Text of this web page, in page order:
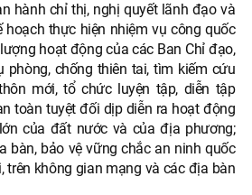
hành chỉ thị, nghị quyết lãnh đạo và
thực hiện nhiệm vụ công quốc
hoạt động của các Ban Chỉ đạo,
phòng, chống thiên tai, tìm kiếm cứu
mới, tổ chức luyện tập, diễn tập
toàn tuyệt đối dịp diễn ra hoạt động
của đất nước và của địa phương;
bàn, bảo vệ vững chắc an ninh quốc
trên không gian mạng và các địa bàn